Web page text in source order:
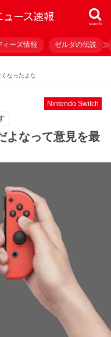
search
ィーズ情報 ゼルダの伝説
なったよな
Nintendo Switch
よなって意見を最